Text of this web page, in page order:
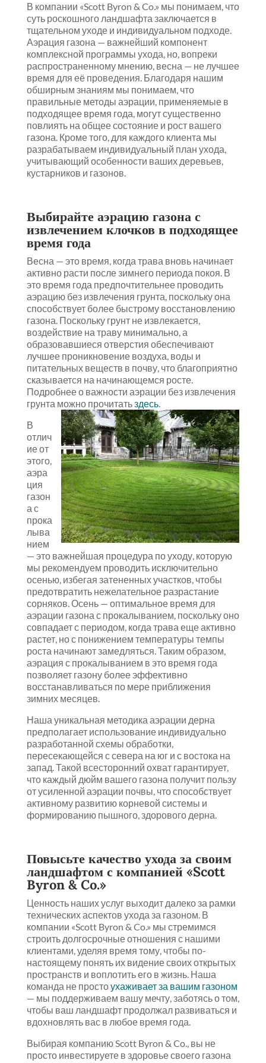
В компании «Scott Byron & Co.» мы понимаем, что
суть роскошного ландшафта заключается в
тщательном уходе и индивидуальном подходе.
Аэрация газона — важнейший компонент
комплексной программы ухода, но, вопреки
распространенному мнению, весна — не лучшее
время для её проведения. Благодаря нашим
обширным знаниям мы понимаем, что
правильные методы аэрации, применяемые в
подходящее время года, могут существенно
повлиять на общее состояние и рост вашего
газона. Кроме того, для каждого клиента мы
разрабатываем индивидуальный план ухода,
учитывающий особенности ваших деревьев,
кустарников и газонов.
Выбирайте аэрацию газона с
извлечением клочков в подходящее
время года
Весна — это время, когда трава вновь начинает
активно расти после зимнего периода покоя. В
это время года предпочтительнее проводить
аэрацию без извлечения грунта, поскольку она
способствует более быстрому восстановлению
газона. Поскольку грунт не извлекается,
воздействие на траву минимально, а
образовавшиеся отверстия обеспечивают
лучшее проникновение воздуха, воды и
питательных веществ в почву, что благоприятно
сказывается на начинающемся росте.
Подробнее о важности аэрации без извлечения
грунта можно прочитатьздесь.
В
отлич
ие от
этого,
аэра
ция
газон
а с
прока
лыва
нием
— это важнейшая процедура по уходу, которую
мы рекомендуем проводить исключительно
осенью, избегая затененных участков, чтобы
предотвратить нежелательное разрастание
сорняков. Осень — оптимальное время для
аэрации газона с прокалыванием, поскольку оно
совпадает с периодом, когда трава еще активно
растет, но с понижением температуры темпы
роста начинают замедляться. Таким образом,
аэрация с прокалыванием в это время года
позволяет газону более эффективно
восстанавливаться по мере приближения
зимних месяцев.
Наша уникальная методика аэрации дерна
предполагает использование индивидуально
разработанной схемы обработки,
пересекающейся с севера на юг и с востока на
запад. Такой всесторонний охват гарантирует,
что каждый дюйм вашего газона получит пользу
от усиленной аэрации почвы, что способствует
активному развитию корневой системы и
формированию пышного, здорового дерна.
Повысьте качество ухода за своим
ландшафтом с компанией «Scott
Byron & Co.»
Ценность наших услуг выходит далеко за рамки
технических аспектов ухода за газоном. В
компании «Scott Byron & Co.» мы стремимся
строить долгосрочные отношения с нашими
клиентами, уделяя время тому, чтобы по-
настоящему понять их видение своих открытых
пространств и воплотить его в жизнь. Наша
команда не простоухаживает за вашим газоном
— мы поддерживаем вашу мечту, заботясь о том,
чтобы ваш ландшафт продолжал развиваться и
вдохновлять вас в любое время года.
Выбирая компанию Scott Byron & Co., вы не
просто инвестируете в здоровье своего газона